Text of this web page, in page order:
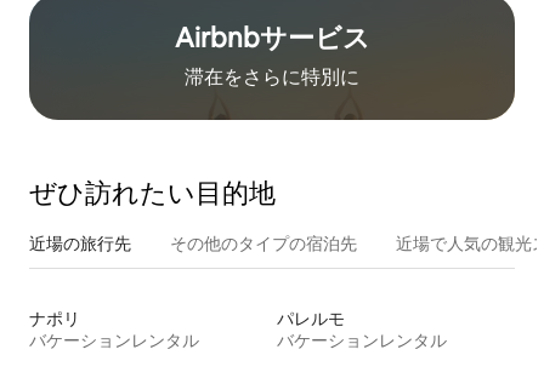
Airbnb⁠サ⁠ー⁠ビ⁠ス
滞在をさ⁠ら⁠に特⁠別⁠に
ぜひ訪⁠れ⁠た⁠い目⁠的⁠地
近場の旅行先 その他のタ⁠イ⁠プ⁠の宿⁠泊⁠先 近場で人気の観光
ナポリ
バケーションレンタル
パレルモ
バケーションレンタル